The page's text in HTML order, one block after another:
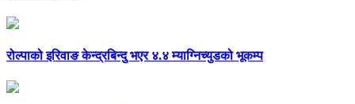
रोल्पाको इरिवाङ केन्द्रबिन्दु भएर ४.४ म्याग्निच्युडको भूकम्प